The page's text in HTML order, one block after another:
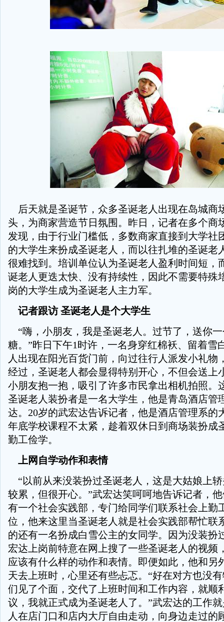
后天就是圣诞节，众多圣诞老人出现在岛城商
头，为商家营造节日氛围。昨日，记者在多个商
发现，由于行业门槛低，多数商家直接到大学社
的大学生来扮成圣诞老人，而以往扎堆的圣诞老
很难找到。培训单位认为圣诞老人盈利时间短，
诞老人更迭太快、没有持续性，因此不需要特殊
岗的大学生成为圣诞老人主力军。
记者跟访 圣诞老人是个大学生
“嗨，小朋友，我是圣诞老人。过节了，送你
糖。”昨日下午1时许，一名身穿红棉袄、留着雪
人出现在阳光百货门前，向过往行人派发小礼物
经过，圣诞老人都会显得特别开心，不但会送上
小朋友抱一抱，吸引了许多市民拿出相机拍照。
圣诞老人装扮者是一名大学生，他是青岛酒店管
达。20岁的武宏达告诉记者，他是酒店管理系的
年底学校课程不太紧，趁着双休日到商场装扮成
勤工俭学。
上网自学动作和表情
“以前从来没装扮过圣诞老人，这是大姑娘上
较累，但很开心。”武宏达笑呵呵地告诉记者，
有一个社会实践部，专门给同学们联系社会上勤
位，他来这里当圣诞老人就是社会实践部帮忙联
的还有一名扮成白雪公主的女同学。因为没装扮
宏达上岗前特意在网上搜了一些圣诞老人的视频
应该有什么样的动作和表情。即便如此，他和另
天去上班时，心里还有些忐忑。“好在对方也没
们见了个面，交代了上班时间和工作内容，就顺
议，我就正式成为圣诞老人了。”武宏达的工作
人在店门口和店内大厅自由走动，向身边走过的